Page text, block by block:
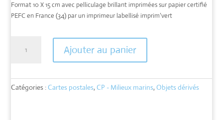
Format 10 X 15 cm avec pelliculage brillant imprimées sur papier certifié
PEFC en France (34) par un imprimeur labellisé imprim’vert
Ajouter au panier
Catégories :Cartes postales,CP - Milieux marins,Objets dérivés